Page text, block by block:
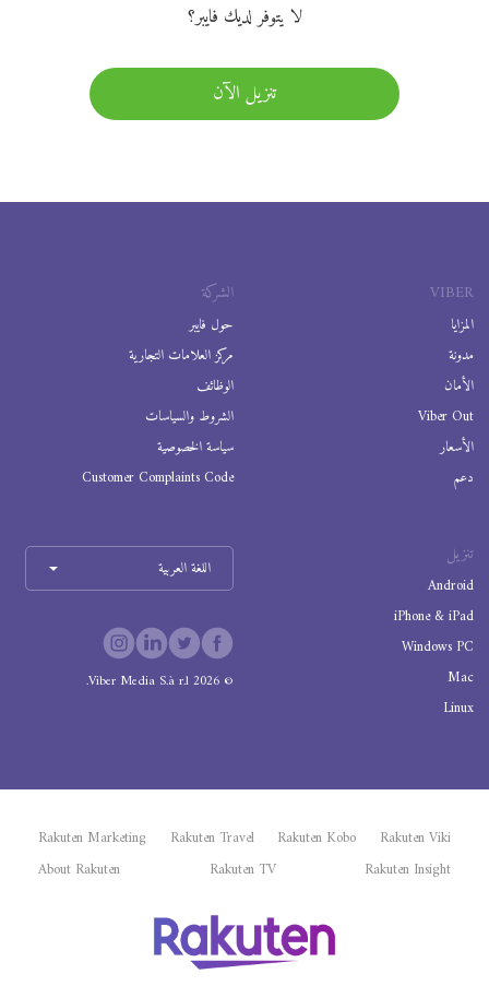
لا يتوفر لديك فايبر؟
تنزيل الآن
VIBER
المزايا
مدونة
الأمان
Viber Out
الأسعار
دعم
الشركة
حول فايبر
مركز العلامات التجارية
الوظائف
الشروط والسياسات
سياسة الخصوصية
Customer Complaints Code
تنزيل
Android
iPhone & iPad
Windows PC
Mac
Linux
اللغة العربية
©
2026
Viber Media S.à r.l.
Rakuten Viki
Rakuten Kobo
Rakuten Travel
Rakuten Marketing
Rakuten Insight
Rakuten TV
About Rakuten